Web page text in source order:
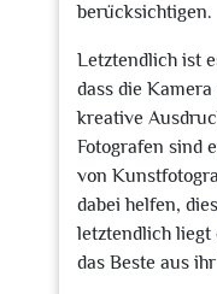
berücksichtigen.
Letztendlich ist
dass die
kreative
Fotografen sind
von
dabei helfen,
letztendlich liegt
das Beste aus